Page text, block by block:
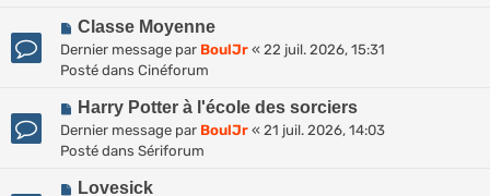
g
e
e
s
s
g
e
e
a
u
s
s
g
N
o
u
a
u
Classe Moyenne
Dernier message par BoulJr « 22 juil. 2026, 15:31
Posté dans Cinéforum
N
o
u
Harry Potter à l'école des sorciers
Dernier message par BoulJr « 21 juil. 2026, 14:03
Posté dans Sériforum
NLovesick